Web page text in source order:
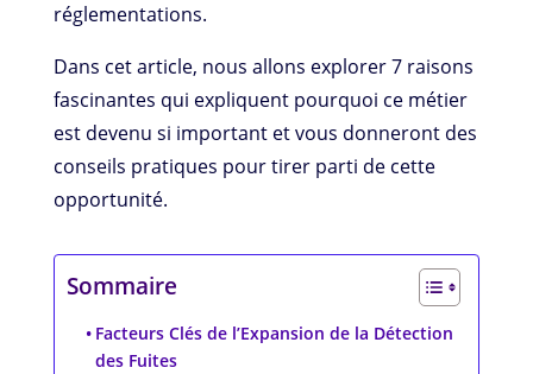
réglementations.
Dans cet article, nous allons explorer 7 raisons
fascinantes qui expliquent pourquoi ce métier
est devenu si important et vous donneront des
conseils pratiques pour tirer parti de cette
opportunité.
Sommaire
Facteurs Clés de l’Expansion de la Détection
des Fuites